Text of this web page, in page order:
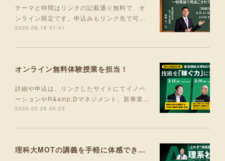
テーマと時間はリンクの記載通り無料で、オ
ンライン限定です。申込みもリンク先で可…
2026.06.16 01:41
オンライン無料体験授業を担当！
詳細や申込は、リンクしたサイトにてイノベ
ーションやR&amp;Dマネジメント、新事業…
2026.02.28 00:25
理科大MOTの講義を手軽に体感できる入門コース 5月より開講！